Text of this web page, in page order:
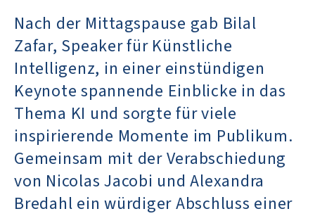
Nach der Mittagspause gab Bilal
Zafar, Speaker für Künstliche
Intelligenz, in einer einstündigen
Keynote spannende Einblicke in das
Thema KI und sorgte für viele
inspirierende Momente im Publikum.
Gemeinsam mit der Verabschiedung
von Nicolas Jacobi und Alexandra
Bredahl ein würdiger Abschluss einer